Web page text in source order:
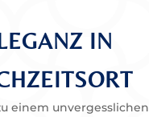
IN
einem unvergesslichen